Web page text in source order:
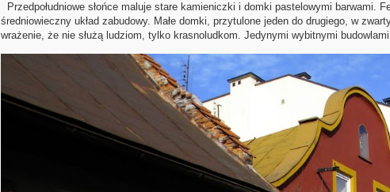
Przedpołudniowe słońce maluje stare kamieniczki i domki pastelowymi barwami.
średniowieczny układ zabudowy. Małe domki, przytulone jeden do drugiego, w
wrażenie, że nie służą ludziom, tylko krasnoludkom. Jedynymi wybitnymi